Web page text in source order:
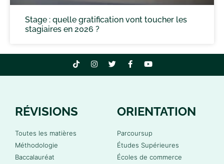
Stage : quelle gratification vont toucher les
stagiaires en 2026 ?
RÉVISIONS
Toutes les matières
Méthodologie
Baccalauréat
ORIENTATION
Parcoursup
Études Supérieures
Écoles de commerce